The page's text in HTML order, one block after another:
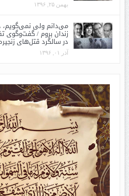
بهمن ۲۵, ۱۳۹۶
می‌دانم ولی نمی‌گویم،
زندان بروم / گفت‌وگوی
در سالگرد قتل‌های
آذر ۰۱, ۱۳۹۶